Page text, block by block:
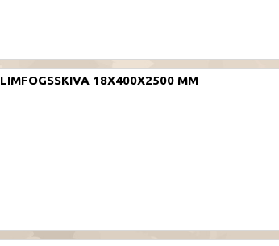
LIMFOGSSKIVA 18X400X2500 MM